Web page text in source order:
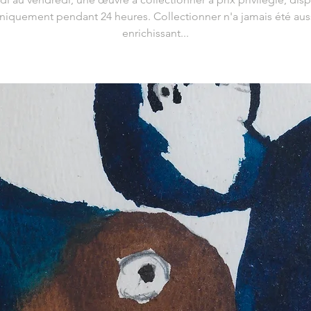
pendant 24 heures. Collectionner n'a jamais été
enrichissant...